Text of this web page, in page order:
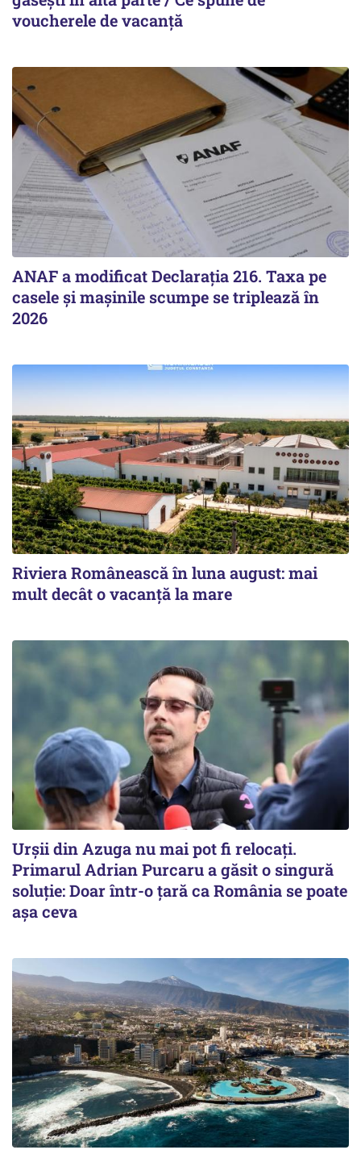
voucherele de vacanță
ANAF a modificat Declarația 216. Taxa pe
casele și mașinile scumpe se triplează în
2026
Riviera Românească în luna august: mai
mult decât o vacanță la mare
Urșii din Azuga nu mai pot fi relocați.
Primarul Adrian Purcaru a găsit o singură
soluție: Doar într-o țară ca România se poate
așa ceva